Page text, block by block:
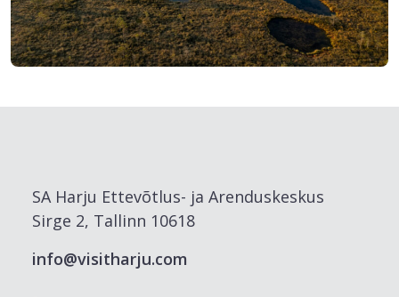
SA Harju Ettevõtlus- ja Arenduskeskus
Sirge 2, Tallinn 10618
info@visitharju.com